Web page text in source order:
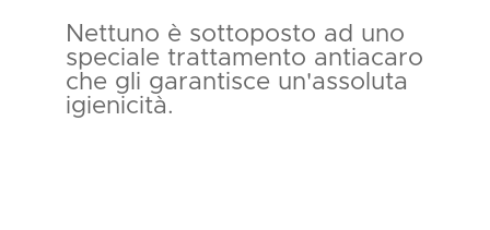
Nettuno è sottoposto ad uno
speciale trattamento antiacaro
che gli garantisce un'assoluta
igienicità.